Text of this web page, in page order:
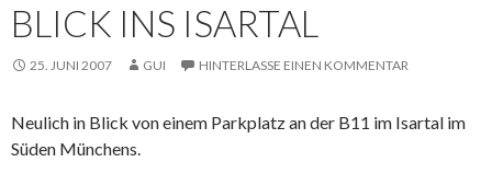
BLICK INS ISARTAL
25. JUNI 2007 GUI HINTERLASSE EINEN KOMMENTAR
Neulich in Blick von einem Parkplatz an der B11 im Isartal im
Süden Münchens.